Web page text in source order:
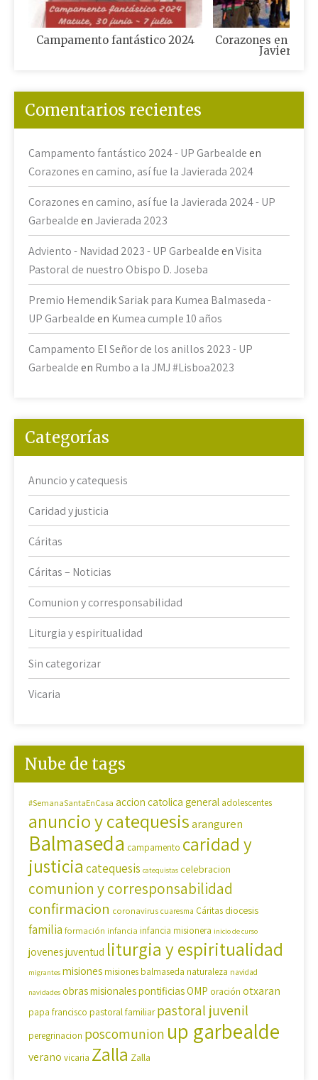
Campamento fantástico 2024 Corazones en
Javierada
Comentarios recientes
Campamento fantástico 2024 - UP Garbealdeen
Corazones en camino, así fue la Javierada 2024
Corazones en camino, así fue la Javierada 2024 - UP
GarbealdeenJavierada 2023
Adviento - Navidad 2023 - UP GarbealdeenVisita
Pastoral de nuestro Obispo D. Joseba
Premio Hemendik Sariak para Kumea Balmaseda -
UP Garbealdeen Kumea cumple 10 años
Campamento El Señor de los anillos 2023 - UP
Garbealdeen Rumbo a la JMJ #Lisboa2023
Categorías
Anuncio y catequesis
Caridad y justicia
Cáritas
Cáritas – Noticias
Comunion y corresponsabilidad
Liturgia y espiritualidad
Sin categorizar
Vicaria
Nube de tags
#SemanaSantaEnCasa accion catolica general adolescentes
anuncio y catequesisaranguren
Balmaseda campamento caridad y
justicia catequesis catequistas celebracion
comunion y corresponsabilidad
confirmacion coronavirus cuaresma Cáritas diocesis
familia formación infancia infancia misionera inicio de curso
jovenesjuventud liturgia y espiritualidad
migrantes misiones misiones balmaseda naturaleza navidad
navidades obras misionales pontificiasOMP oración otxaran
papa francisco pastoral familiar pastoral juvenil
peregrinacion poscomunion up garbealde
verano vicaria Zalla Zalla